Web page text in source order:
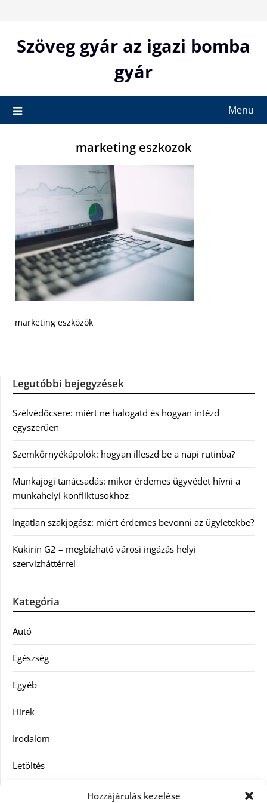
Hozzájárulás kezelése
contentSzöveg gyár az igazi bomba
gyár
Menu
marketing eszkozok
marketing eszközök
Legutóbbi bejegyzések
Szélvédőcsere: miért ne halogatd és hogyan intézd
egyszerűen
Szemkörnyékápolók: hogyan illeszd be a napi rutinba?
Munkajogi tanácsadás: mikor érdemes ügyvédet hívni a
munkahelyi konfliktusokhoz
Ingatlan szakjogász: miért érdemes bevonni az ügyletekbe?
Kukirin G2 – megbízható városi ingázás helyi
szervizháttérrel
Kategória
Autó
Egészség
Egyéb
Hírek
Irodalom
Letöltés